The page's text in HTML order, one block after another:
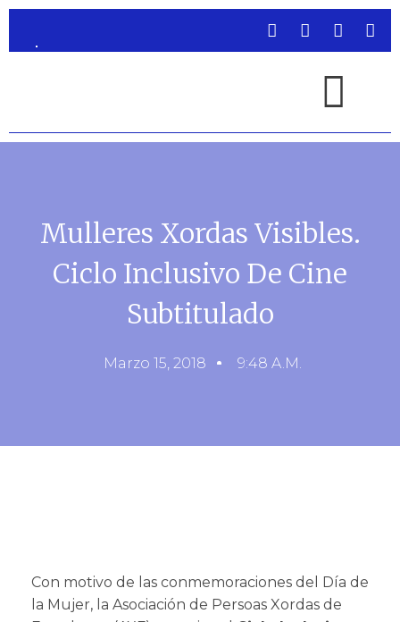
Mulleres Xordas Visibles.
Ciclo Inclusivo De Cine
Subtitulado
Marzo 15, 2018 9:48 A.m.
Con motivo de las conmemoraciones del Día de
la Mujer, la Asociación de Persoas Xordas de